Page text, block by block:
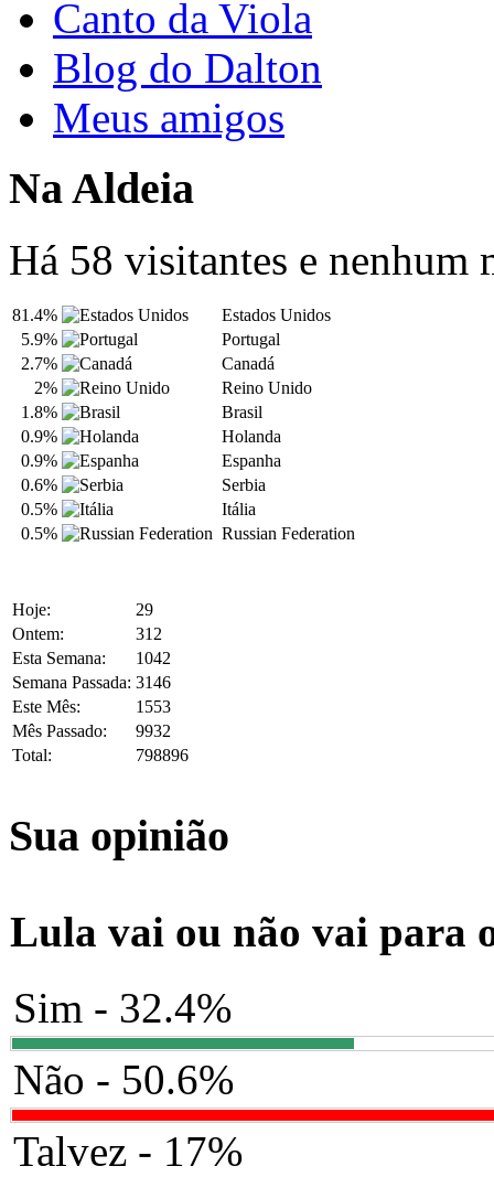
Canto da Viola
Blog do Dalton
Meus amigos
Na Aldeia
Há 58 visitantes e nenhum
81.4%
Estados Unidos
5.9%
Portugal
2.7%
Canadá
2%
Reino Unido
1.8%
Brasil
0.9%
Holanda
0.9%
Espanha
0.6%
Serbia
0.5%
Itália
0.5%
Russian Federation
Hoje:
29
Ontem:
312
Esta Semana:
1042
Semana Passada: 3146
Este Mês:
1553
Mês Passado:
9932
Total:
798896
Sua opinião
Lula vai ou não vai para
Sim - 32.4%
Não - 50.6%
Talvez - 17%